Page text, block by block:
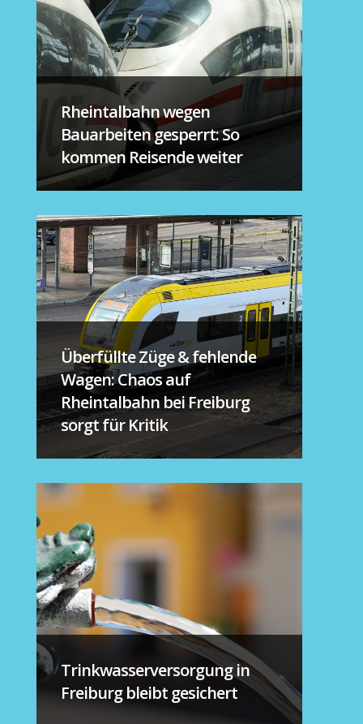
Rheintalbahn wegen
Bauarbeiten gesperrt: So
kommen Reisende weiter
Überfüllte Züge & fehlende
Wagen: Chaos auf
Rheintalbahn bei Freiburg
sorgt für Kritik
Trinkwasserversorgung in
Freiburg bleibt gesichert